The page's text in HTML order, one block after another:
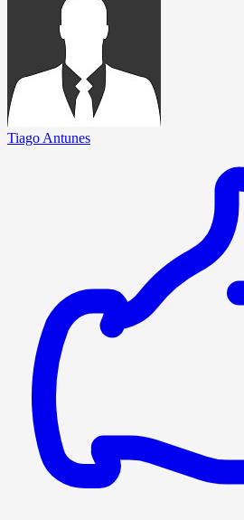
Tiago Antunes